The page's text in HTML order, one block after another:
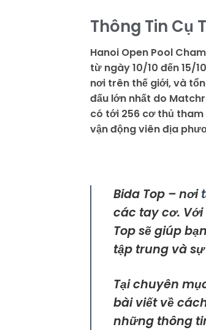
Thông Tin Cụ
Hanoi Open Pool
từ ngày 10/10 đến 15/
nơi trên thế giới, và
đấu lớn nhất do
có tới 256 cơ thủ tham
vận động viên địa
Bida Top – nơi
các tay cơ.
Top sẽ giúp
tập trung và
Tại chuyên
bài viết về
những thông